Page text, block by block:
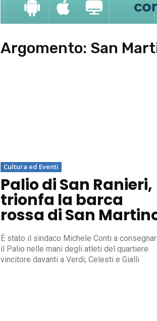
Argomento: San
Cultura ed Eventi
Palio di San Ranieri,
trionfa la barca
rossa di San
È stato il sindaco Michele Conti a
il Palio nelle mani degli atleti del quartiere
vincitore davanti a Verdi, Celesti e Gialli